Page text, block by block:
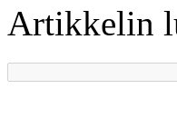
Artikkelin